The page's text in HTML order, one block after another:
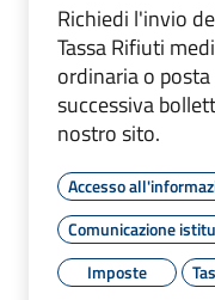
Richiedi l'invio
Tassa Rifiuti
ordinaria o
successiva
nostro sito.
Accesso
Comunicazione
Imposte